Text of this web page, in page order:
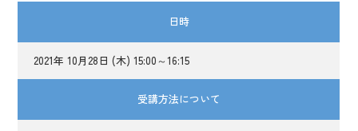
日時
2021年 10月28日 (木) 15:00～16:15
受講方法について